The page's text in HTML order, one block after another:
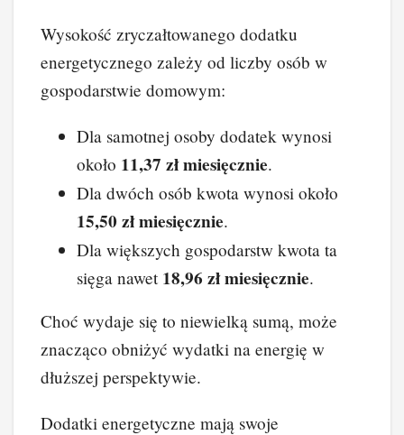
Wysokość zryczałtowanego dodatku
energetycznego zależy od liczby osób w
gospodarstwie domowym:
Dla samotnej osoby dodatek wynosi
około 11,37 zł miesięcznie.
Dla dwóch osób kwota wynosi około
15,50 zł miesięcznie.
Dla większych gospodarstw kwota ta
sięga nawet 18,96 zł miesięcznie.
Choć wydaje się to niewielką sumą, może
znacząco obniżyć wydatki na energię w
dłuższej perspektywie.
Dodatki energetyczne mają swoje